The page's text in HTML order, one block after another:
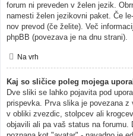
forum ni preveden v želen jezik.
namesti želen jezikovni paket. Če
nov prevod (če želite). Več
phpBB (povezava je na dnu strani).
Na vrh
Kaj so sličice poleg mojega
Dve sliki se lahko pojavita pod
prispevka. Prva slika je povezana z
v obliki zvezdic, stolpcev ali
objavili ali pa vaš status na forumu.